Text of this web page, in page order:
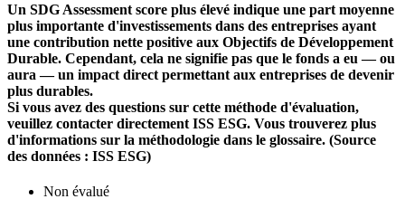
Un SDG Assessment score plus élevé indique une part moyenne
plus importante d'investissements dans des entreprises ayant
une contribution nette positive aux Objectifs de Développement
Durable. Cependant, cela ne signifie pas que le fonds a eu — ou
aura — un impact direct permettant aux entreprises de devenir
plus durables.
Si vous avez des questions sur cette méthode d'évaluation,
veuillez contacter directement ISS ESG. Vous trouverez plus
d'informations sur la méthodologie dans le glossaire. (Source
des données : ISS ESG)
Non évalué